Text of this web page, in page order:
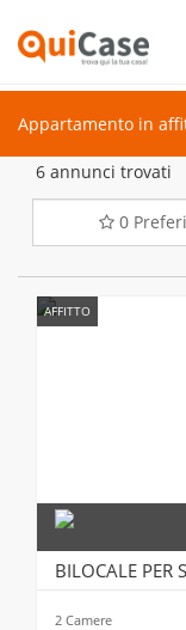
Appartamento in
6 annunci trovati
0
AFFITTO
BILOCALE PER
2 Camere